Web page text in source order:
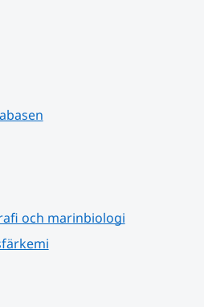
webbplats.
och marinbiologi